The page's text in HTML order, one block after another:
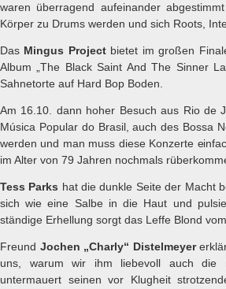
waren überragend aufeinander
Körper zu Drums werden und sich Roots,
Das Mingus Projectbietet im großen
Album „The Black Saint And The Sinner
Sahnetorte auf Hard Bop Boden.
Am 16.10. dann hoher Besuch aus Rio de
Música Popular do Brasil, auch des Bossa
werden und man muss diese Konzerte
im Alter von 79 Jahren nochmals
Tess Parks hat die dunkle Seite der Macht
sich wie eine Salbe in die Haut und
ständige Erhellung sorgt das Leffe Blond
Freund Jochen „Charly“ Distelmeyer
uns, warum wir ihm liebevoll auch die
untermauert seinen vor Klugheit